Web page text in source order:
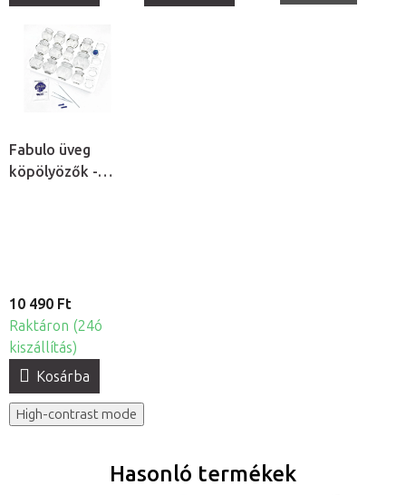
Fabulo üveg
köpölyözők -
10 490 Ft
Raktáron (24ó
kiszállítás)
Kosárba
High-contrast mode
Hasonló termékek